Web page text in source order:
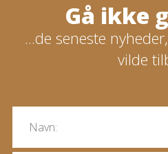
Gå ikke
...de seneste
vilde